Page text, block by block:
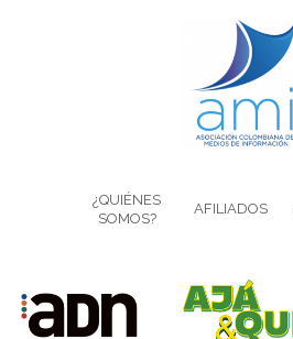
¿QUIÉNES
SOMOS?
AFILIADOS